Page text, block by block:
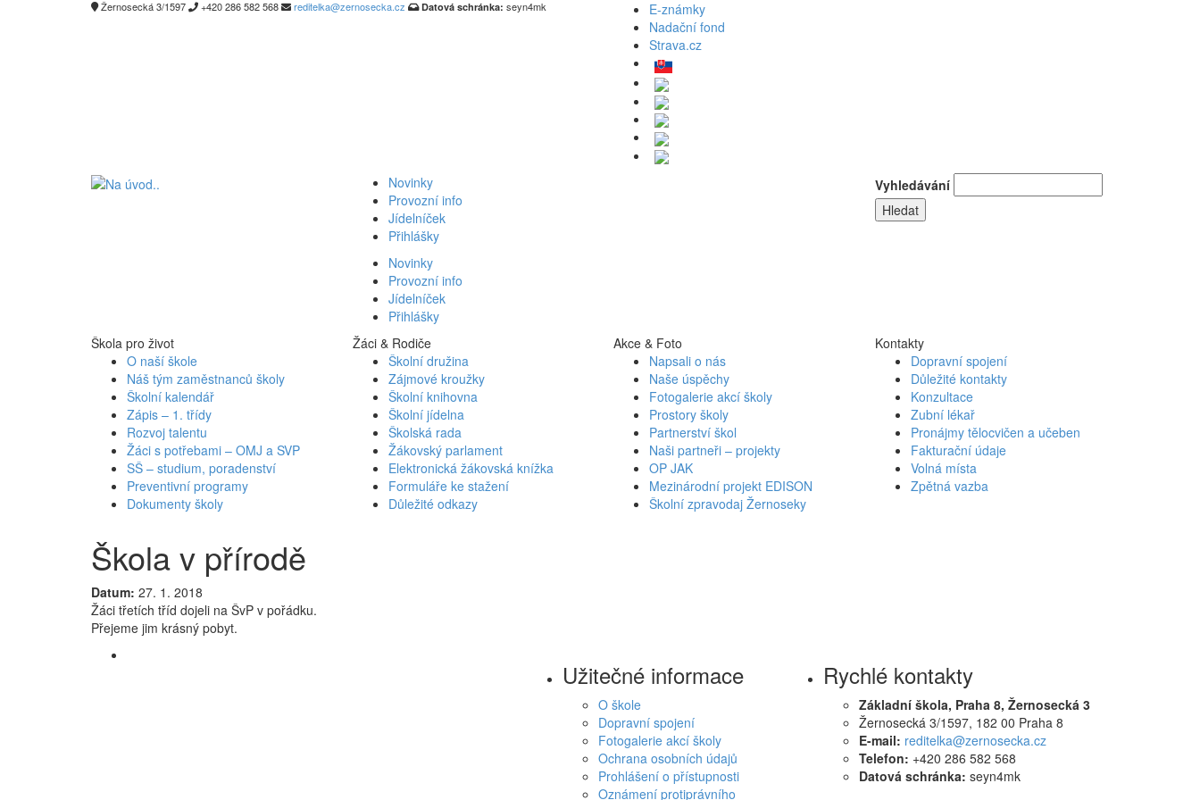
Žernosecká 3/1597 +420 286 582 568 reditelka@zernosecka.cz Datová schránka: seyn4mk
E-známky
Nadační fond
Strava.cz
Novinky
Provozní info
Jídelníček
Přihlášky
Novinky
Provozní info
Jídelníček
Přihlášky
Vyhledávání
Škola pro život
O naší škole
Náš tým zaměstnanců školy
Školní kalendář
Zápis – 1. třídy
Rozvoj talentu
Žáci s potřebami – OMJ a SVP
SŠ – studium, poradenství
Preventivní programy
Dokumenty školy
Žáci & Rodiče
Školní družina
Zájmové kroužky
Školní knihovna
Školní jídelna
Školská rada
Žákovský parlament
Elektronická žákovská knížka
Formuláře ke stažení
Důležité odkazy
Akce & Foto
Napsali o nás
Naše úspěchy
Fotogalerie akcí školy
Prostory školy
Partnerství škol
Naši partneři – projekty
OP JAK
Mezinárodní projekt EDISON
Školní zpravodaj Žernoseky
Kontakty
Dopravní spojení
Důležité kontakty
Konzultace
Zubní lékař
Pronájmy tělocvičen a učeben
Fakturační údaje
Volná místa
Zpětná vazba
Škola v přírodě
Datum: 27. 1. 2018
Žáci třetích tříd dojeli na ŠvP v pořádku.
Přejeme jim krásný pobyt.
Užitečné informace
O škole
Dopravní spojení
Fotogalerie akcí školy
Ochrana osobních údajů
Prohlášení o přístupnosti
Oznámení protiprávního
Rychlé kontakty
Základní škola, Praha 8, Žernosecká 3
Žernosecká 3/1597, 182 00 Praha 8
E-mail: reditelka@zernosecka.cz
Telefon: +420 286 582 568
Datová schránka: seyn4mk